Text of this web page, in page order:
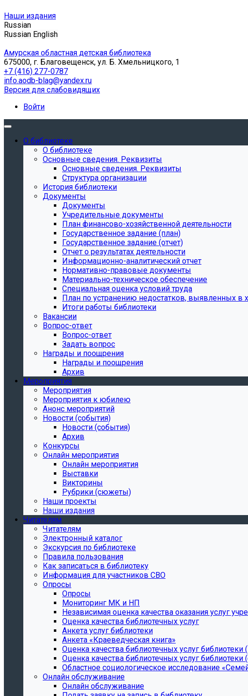
Наши издания
Russian
Russian English
Амурская областная детская библиотека
675000, г. Благовещенск, ул. Б. Хмельницкого, 1
+7 (416) 277-0787
info.aodb-blag@yandex.ru
Версия для слабовидящих
Войти
О библиотеке
О библиотеке
Основные сведения. Реквизиты
Основные сведения. Реквизиты
Структура организации
История библиотеки
Документы
Документы
Учредительные документы
План финансово-хозяйственной деятельности
Государственное задание (план)
Государственное задание (отчет)
Отчет о результатах деятельности
Информационно-аналитический отчет
Нормативно-правовые документы
Материально-техническое обеспечение
Специальная оценка условий труда
План по устранению недостатков, выявленных в
Итоги работы библиотеки
Вакансии
Вопрос-ответ
Вопрос-ответ
Задать вопрос
Награды и поощрения
Награды и поощрения
Архив
Мероприятия
Мероприятия
Мероприятия к юбилею
Анонс мероприятий
Новости (события)
Новости (события)
Архив
Конкурсы
Онлайн мероприятия
Онлайн мероприятия
Выставки
Викторины
Рубрики (сюжеты)
Наши проекты
Наши издания
Читателям
Читателям
Электронный каталог
Экскурсия по библиотеке
Правила пользования
Как записаться в библиотеку
Информация для участников СВО
Опросы
Опросы
Мониторинг МК и НП
Независимая оценка качества оказания услуг
Оценка качества библиотечных услуг
Анкета услуг библиотеки
Анкета «Краеведческая книга»
Oценка качества библиотечных услуг
Oценка качества библиотечных услуг
Областное социологическое исследование
Онлайн обслуживание
Онлайн обслуживание